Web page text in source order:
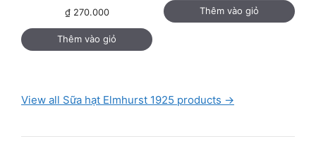
₫270.000
Thêm vào giỏ
Thêm vào giỏ
View all Sữa hạt Elmhurst 1925 products →